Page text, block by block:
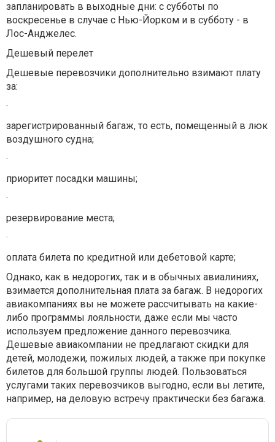
запланировать в выходные дни: с субботы по
воскресенье в случае с Нью-Йорком и в субботу - в
Лос-Анджелес.
Дешевый перелет
Дешевые перевозчики дополнительно взимают плату
за:
·
зарегистрированный багаж, то есть, помещенный в люк
воздушного судна;
·
приоритет посадки машины;
·
резервирование места;
·
оплата билета по кредитной или дебетовой карте;
Однако, как в недорогих, так и в обычных авиалиниях,
взимается дополнительная плата за багаж. В недорогих
авиакомпаниях вы не можете рассчитывать на какие-
либо программы лояльности, даже если мы часто
используем предложение данного перевозчика.
Дешевые авиакомпании не предлагают скидки для
детей, молодежи, пожилых людей, а также при покупке
билетов для большой группы людей. Пользоваться
услугами таких перевозчиков выгодно, если вы летите,
например, на деловую встречу практически без багажа.